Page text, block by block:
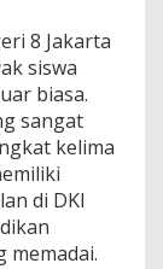
8 Jakarta
siswa
biasa.
sangat
kelima
di DKI
memadai.